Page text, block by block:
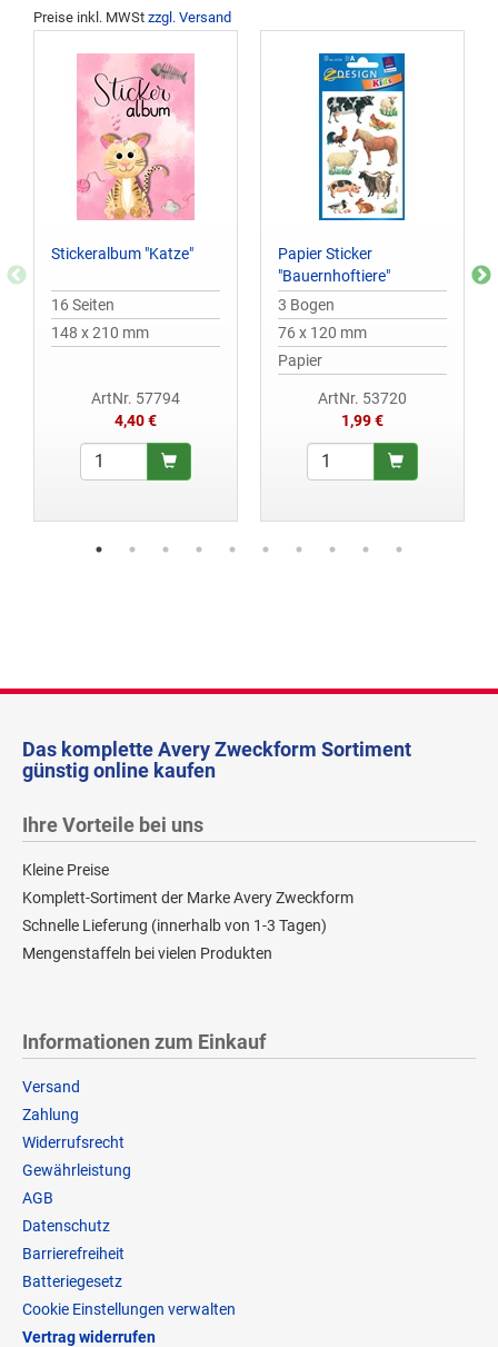
Preise inkl. MWSt zzgl. Versand
Stickeralbum "Katze"
16 Seiten
148 x 210 mm
ArtNr. 57794
4,40 €
Papier Sticker
"Bauernhoftiere"
3 Bogen
76 x 120 mm
Papier
ArtNr. 53720
1,99 €
Das komplette Avery Zweckform Sortiment
günstig online kaufen
Ihre Vorteile bei uns
Kleine Preise
Komplett-Sortiment der Marke Avery Zweckform
Schnelle Lieferung (innerhalb von 1-3 Tagen)
Mengenstaffeln bei vielen Produkten
Informationen zum Einkauf
Versand
Zahlung
Widerrufsrecht
Gewährleistung
AGB
Datenschutz
Barrierefreiheit
Batteriegesetz
Cookie Einstellungen verwalten
Vertrag widerrufen